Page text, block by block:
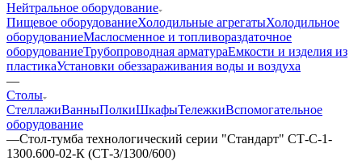
Нейтральное оборудование
Пищевое оборудованиеХолодильные агрегатыХолодильное
оборудованиеМаслосменное и топливораздаточное
оборудованиеТрубопроводная арматураЕмкости и изделия из
пластикаУстановки обеззараживания воды и воздуха
—
Столы
СтеллажиВанныПолкиШкафыТележкиВспомогательное
оборудование
—Стол-тумба технологический серии "Стандарт" СТ-С-1-
1300.600-02-К (СТ-3/1300/600)